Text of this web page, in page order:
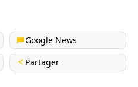
Google News
Partager